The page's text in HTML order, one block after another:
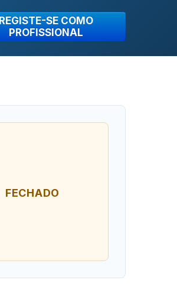
REGISTE-SE COMO
PROFISSIONAL
FECHADO